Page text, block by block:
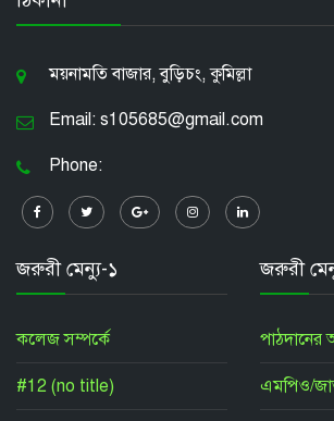
ময়নামতি বাজার, বুড়িচং, কুমিল্লা
Email: s105685@gmail.com
Phone:
জরুরী মেন্যু-১
কলেজ সম্পর্কে
#12 (no title)
জরুরী
পাঠদানের
এমপিও/